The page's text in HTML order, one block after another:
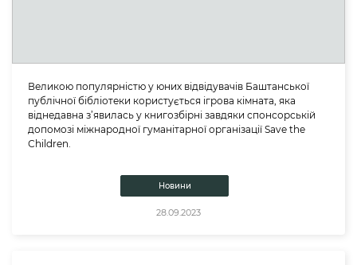
Великою популярністю у юних відвідувачів Баштанської
публічної бібліотеки користується ігрова кімната, яка
віднедавна з’явилась у книгозбірні завдяки спонсорській
допомозі міжнародної гуманітарної організації Save the
Сhildren.
Новини
28.09.2023